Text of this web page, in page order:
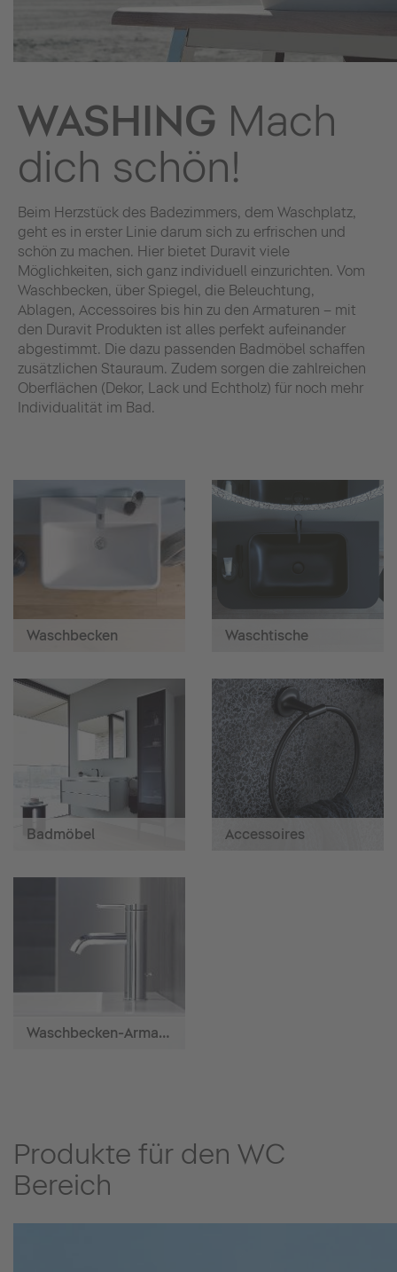
WASHING Mach
dich schön!
Beim Herzstück des Badezimmers, dem Waschplatz,
geht es in erster Linie darum sich zu erfrischen und
schön zu machen. Hier bietet Duravit viele
Möglichkeiten, sich ganz individuell einzurichten. Vom
Waschbecken, über Spiegel, die Beleuchtung,
Ablagen, Accessoires bis hin zu den Armaturen – mit
den Duravit Produkten ist alles perfekt aufeinander
abgestimmt. Die dazu passenden Badmöbel schaffen
zusätzlichen Stauraum. Zudem sorgen die zahlreichen
Oberflächen (Dekor, Lack und Echtholz) für noch mehr
Individualität im Bad.
Waschbecken Waschtische
Badmöbel Accessoires
Waschbecken-Armaturen
Produkte für den WC
Bereich